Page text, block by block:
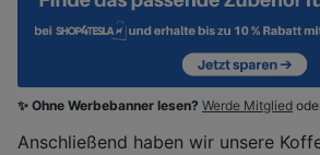
✨ Ohne Werbebanner lesen? Werde Mitglied
Anschließend haben wir unsere